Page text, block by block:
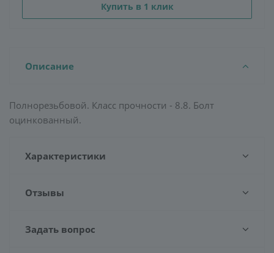
Купить в 1 клик
Описание
Полнорезьбовой. Класс прочности - 8.8. Болт
оцинкованный.
Характеристики
Отзывы
Задать вопрос